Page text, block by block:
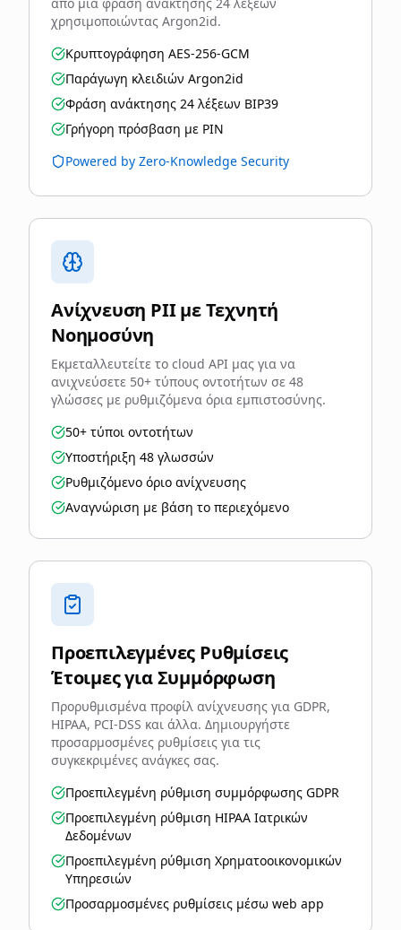
χρησιμοποιώντας Argon2id.
Κρυπτογράφηση AES-256-GCM
Παράγωγη κλειδιών Argon2id
Φράση ανάκτησης 24 λέξεων BIP39
Γρήγορη πρόσβαση με PIN
Powered by Zero-Knowledge Security
Ανίχνευση PII με Τεχνητή
Νοημοσύνη
Εκμεταλλευτείτε το cloud API μας για να
ανιχνεύσετε 50+ τύπους οντοτήτων σε 48
γλώσσες με ρυθμιζόμενα όρια εμπιστοσύνης.
50+ τύποι οντοτήτων
Υποστήριξη 48 γλωσσών
Ρυθμιζόμενο όριο ανίχνευσης
Αναγνώριση με βάση το περιεχόμενο
Προεπιλεγμένες Ρυθμίσεις
Έτοιμες για Συμμόρφωση
Προρυθμισμένα προφίλ ανίχνευσης για GDPR,
HIPAA, PCI-DSS και άλλα. Δημιουργήστε
προσαρμοσμένες ρυθμίσεις για τις
συγκεκριμένες ανάγκες σας.
Προεπιλεγμένη ρύθμιση συμμόρφωσης GDPR
Προεπιλεγμένη ρύθμιση HIPAA Ιατρικών
Δεδομένων
Προεπιλεγμένη ρύθμιση Χρηματοοικονομικών
Υπηρεσιών
Προσαρμοσμένες ρυθμίσεις μέσω web app